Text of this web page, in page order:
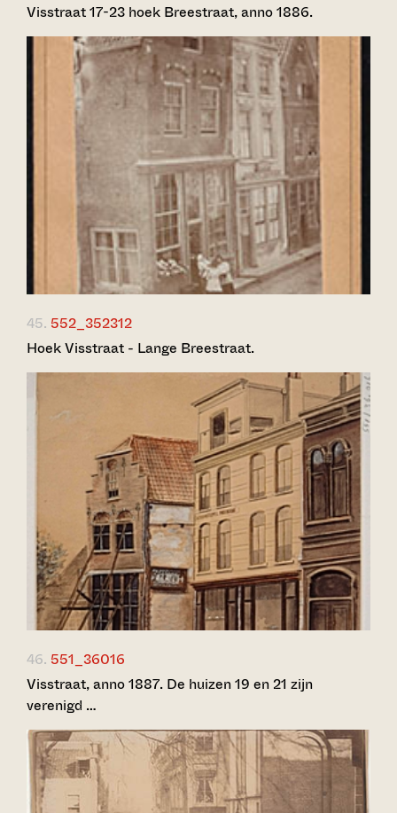
Visstraat 17-23 hoek Breestraat, anno 1886.
45. 552_352312
Hoek Visstraat - Lange Breestraat.
46. 551_36016
Visstraat, anno 1887. De huizen 19 en 21 zijn
verenigd …